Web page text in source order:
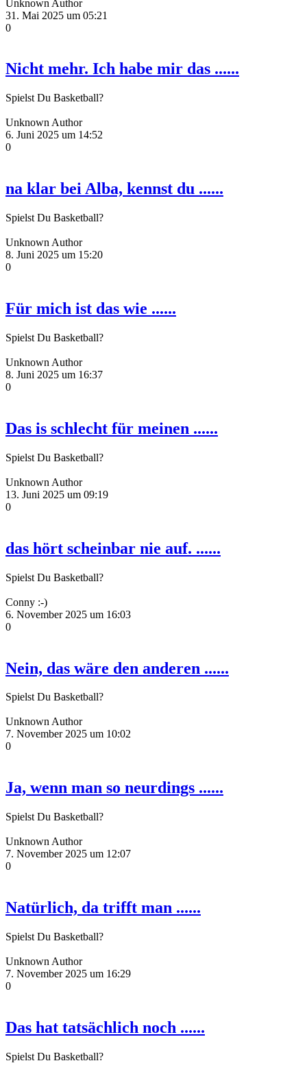
Unknown Author
31. Mai 2025 um 05:21
0
Nicht mehr. Ich habe mir das ......
Spielst Du Basketball?
Unknown Author
6. Juni 2025 um 14:52
0
na klar bei Alba, kennst du ......
Spielst Du Basketball?
Unknown Author
8. Juni 2025 um 15:20
0
Für mich ist das wie ......
Spielst Du Basketball?
Unknown Author
8. Juni 2025 um 16:37
0
Das is schlecht für meinen ......
Spielst Du Basketball?
Unknown Author
13. Juni 2025 um 09:19
0
das hört scheinbar nie auf. ......
Spielst Du Basketball?
Conny :-)
6. November 2025 um 16:03
0
Nein, das wäre den anderen ......
Spielst Du Basketball?
Unknown Author
7. November 2025 um 10:02
0
Ja, wenn man so neurdings ......
Spielst Du Basketball?
Unknown Author
7. November 2025 um 12:07
0
Natürlich, da trifft man ......
Spielst Du Basketball?
Unknown Author
7. November 2025 um 16:29
0
Das hat tatsächlich noch ......
Spielst Du Basketball?